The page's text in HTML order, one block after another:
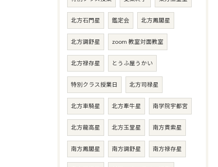
北方石門星 鑑定会 北方鳳閣星
北方調舒星 zoom 教室対面教室
北方禄存星 とうふ屋うかい
特別クラス授業日 北方司禄星
北方車騎星 北方牽牛星 南学院宇都宮
北方龍高星 北方玉堂星 南方貫索星
南方鳳閣星 南方調舒星 南方禄存星